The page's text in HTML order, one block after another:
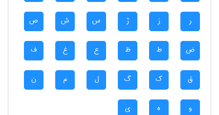
ر ز ژ س ش ص
ض ط ظ ع غ ف
ق ک گ ل م ن
و ه ی